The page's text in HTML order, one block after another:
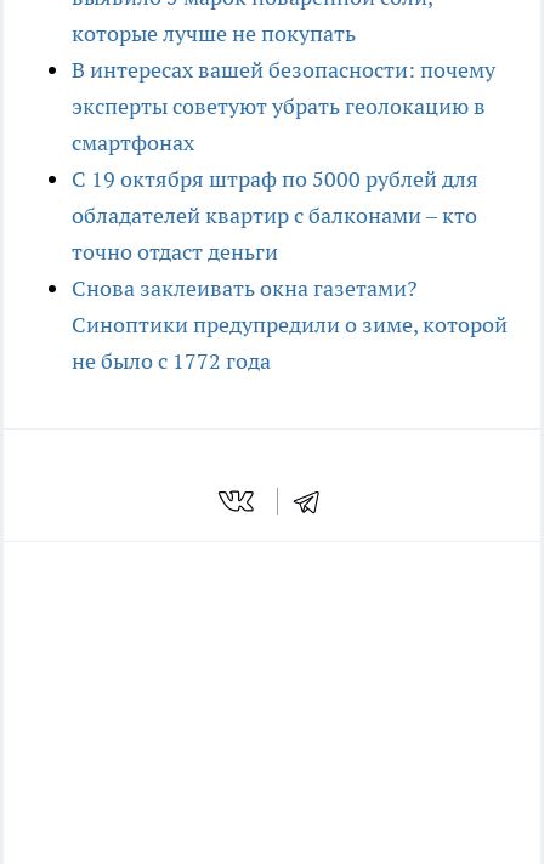
которые лучше не покупать
В интересах вашей безопасности: почему
эксперты советуют убрать геолокацию в
смартфонах
С 19 октября штраф по 5000 рублей для
обладателей квартир с балконами – кто
точно отдаст деньги
Снова заклеивать окна газетами?
Синоптики предупредили о зиме, которой
не было с 1772 года